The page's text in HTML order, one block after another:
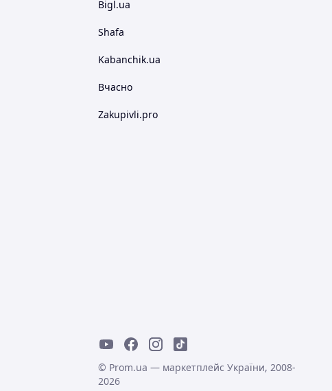
Bigl.ua
Shafa
Kabanchik.ua
Вчасно
Zakupivli.pro
© Prom.ua — маркетплейс України, 2008-
2026